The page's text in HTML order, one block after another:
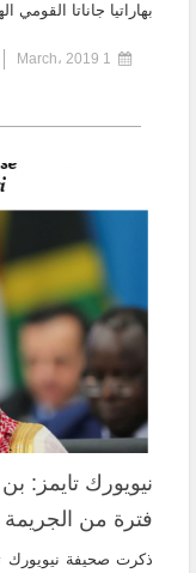
بهاراتيا جاناتا
نيويورك تايمز:
فترة من الجريمة
ذكرت صحيفة نيويورك